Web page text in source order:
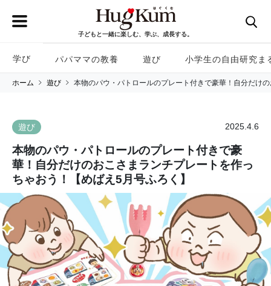
子どもと一緒に楽しむ、学ぶ、成長する。
学び パパママの教養 遊び 小学生の自由研究ま
ホーム 遊び 本物のパウ・パトロールのプレート付きで豪華！自分だけ
遊び 2025.4.6
本物のパウ・パトロールのプレート付きで豪
華！自分だけのおこさまランチプレートを作っ
ちゃおう！【めばえ5月号ふろく】